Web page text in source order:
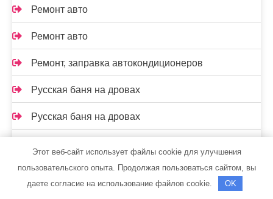
Ремонт авто
Ремонт авто
Ремонт, заправка автокондиционеров
Русская баня на дровах
Русская баня на дровах
Русские бани
Этот веб-сайт использует файлы cookie для улучшения
пользовательского опыта. Продолжая пользоваться сайтом, вы
даете согласие на использование файлов cookie.
OK